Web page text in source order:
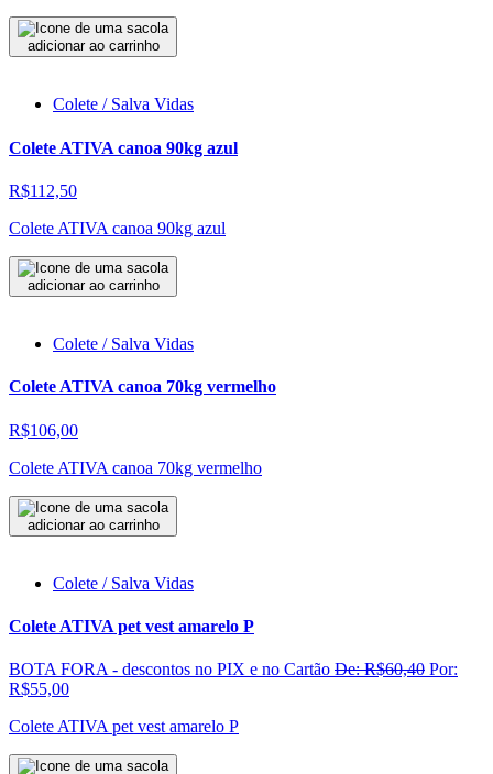
adicionar ao carrinho
Colete / Salva Vidas
Colete ATIVA canoa 90kg azul
R$112,50
Colete ATIVA canoa 90kg azul
adicionar ao carrinho
Colete / Salva Vidas
Colete ATIVA canoa 70kg vermelho
R$106,00
Colete ATIVA canoa 70kg vermelho
adicionar ao carrinho
Colete / Salva Vidas
Colete ATIVA pet vest amarelo P
BOTA FORA - descontos no PIX e no Cartão De: R$60,40 Por:
R$55,00
Colete ATIVA pet vest amarelo P